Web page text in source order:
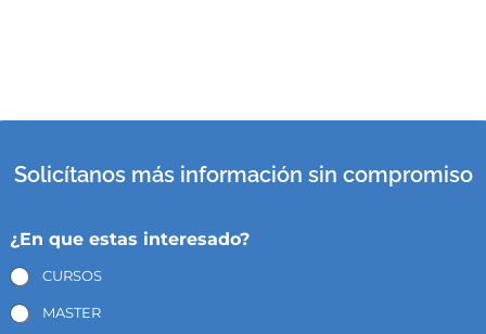
Solicítanos más información sin compromiso
¿En que estas interesado?
CURSOS
MASTER